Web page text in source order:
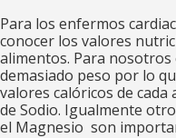
Para los enfermos
conocer los valores
alimentos. Para
demasiado peso por lo
valores calóricos de
de Sodio. Igualmente
el Magnesio son